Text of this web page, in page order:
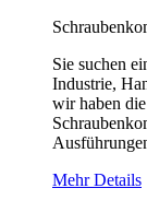
Sie suchen
Industrie,
wir haben
Mehr Details